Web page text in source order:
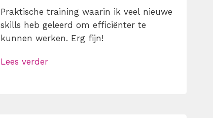
Praktische training waarin ik veel nieuwe
skills heb geleerd om efficiënter te
kunnen werken. Erg fijn!
Lees verder